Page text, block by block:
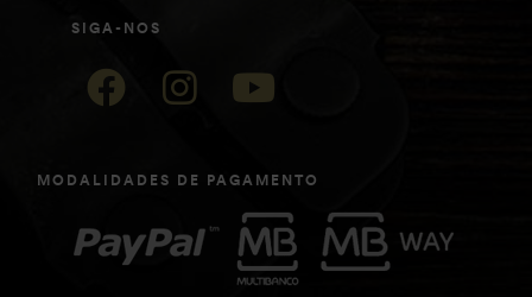
SIGA-NOS
MODALIDADES DE PAGAMENTO